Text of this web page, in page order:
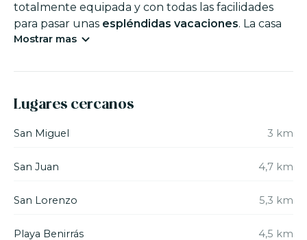
totalmente equipada y con todas las facilidades
para pasar unas espléndidas vacaciones. La casa
estasituadaen el
que da mucha privacidad, pero también muy bien
Ibiza– San Juan.
Está completamente vallada y tiene portón
automáticamente la iluminación por todo el jardín
que da por un lado a la cocina (completamente
Mostrar mas
Lugares cercanos
San Miguel 3 km
San Juan 4,7 km
San Lorenzo 5,3 km
Playa Benirrás 4,5 km